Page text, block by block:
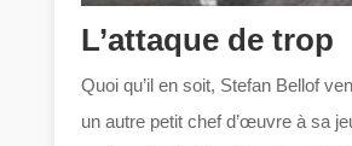
L’attaque de trop
Quoi qu’il en soit, Stefan Bellof
un autre petit chef d’œuvre à sa